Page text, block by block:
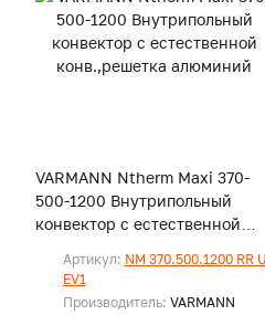
VARMANN Ntherm Maxi 370-
500-1200 Внутрипольный
конвектор с естественной
Артикул: NM 370.500.1200 RR U
EV1
Производитель: VARMANN